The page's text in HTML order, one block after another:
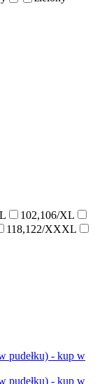
102,106/XL
118,122/XXXL